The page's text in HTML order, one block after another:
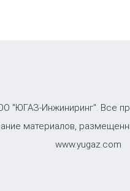
"ЮГАЗ-Инжиниринг". Все
материалов,
www.yugaz.com